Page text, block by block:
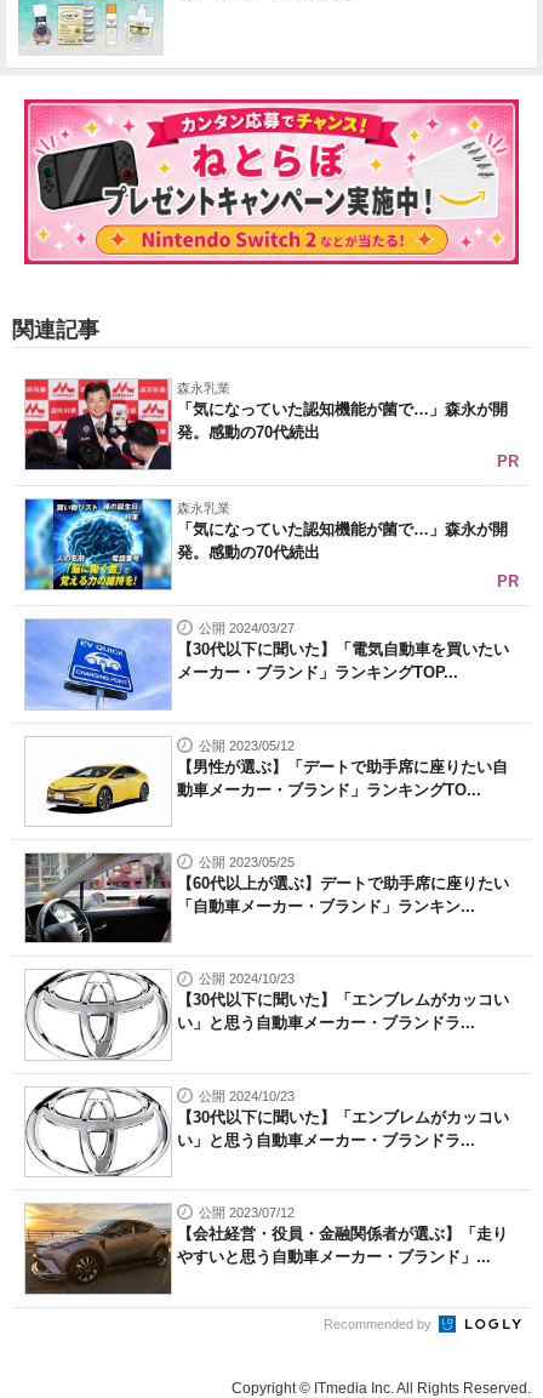
関連記事
森永乳業
「気になっていた認知機能が菌で…」森永が開
発。感動の70代続出
PR
森永乳業
「気になっていた認知機能が菌で…」森永が開
発。感動の70代続出
PR
公開 2024/03/27
【30代以下に聞いた】「電気自動車を買いたい
メーカー・ブランド」ランキングTOP...
公開 2023/05/12
【男性が選ぶ】「デートで助手席に座りたい自
動車メーカー・ブランド」ランキングTO...
公開 2023/05/25
【60代以上が選ぶ】デートで助手席に座りたい
「自動車メーカー・ブランド」ランキン...
公開 2024/10/23
【30代以下に聞いた】「エンブレムがカッコい
い」と思う自動車メーカー・ブランドラ...
公開 2024/10/23
【30代以下に聞いた】「エンブレムがカッコい
い」と思う自動車メーカー・ブランドラ...
公開 2023/07/12
【会社経営・役員・金融関係者が選ぶ】「走り
やすいと思う自動車メーカー・ブランド」...
Recommended by
Copyright © ITmedia Inc. All Rights Reserved.